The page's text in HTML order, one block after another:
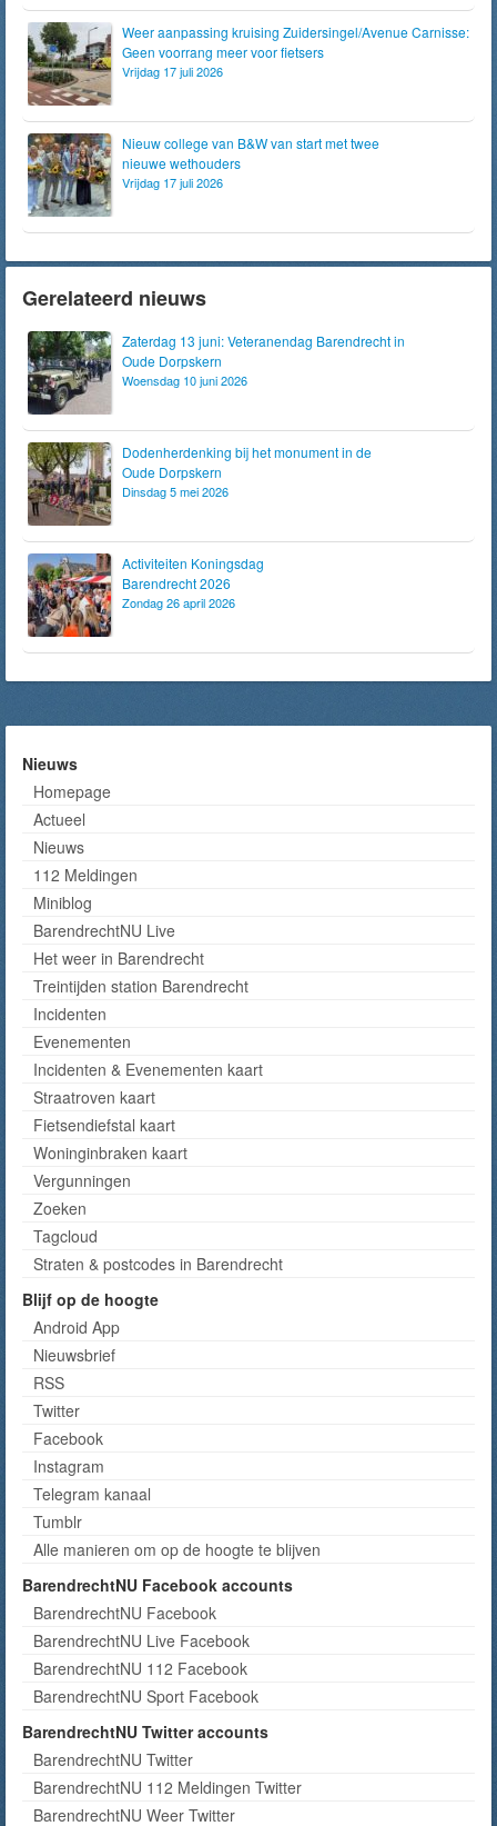
Weer aanpassing kruising Zuidersingel/Avenue Carnisse:
Geen voorrang meer voor fietsers
Vrijdag 17 juli 2026
Nieuw college van B&W van start met twee
nieuwe wethouders
Vrijdag 17 juli 2026
Gerelateerd nieuws
Zaterdag 13 juni: Veteranendag Barendrecht in
Oude Dorpskern
Woensdag 10 juni 2026
Dodenherdenking bij het monument in de
Oude Dorpskern
Dinsdag 5 mei 2026
Activiteiten Koningsdag
Barendrecht 2026
Zondag 26 april 2026
Nieuws
Homepage
Actueel
Nieuws
112 Meldingen
Miniblog
BarendrechtNU Live
Het weer in Barendrecht
Treintijden station Barendrecht
Incidenten
Evenementen
Incidenten & Evenementen kaart
Straatroven kaart
Fietsendiefstal kaart
Woninginbraken kaart
Vergunningen
Zoeken
Tagcloud
Straten & postcodes in Barendrecht
Blijf op de hoogte
Android App
Nieuwsbrief
RSS
Twitter
Facebook
Instagram
Telegram kanaal
Tumblr
Alle manieren om op de hoogte te blijven
BarendrechtNU Facebook accounts
BarendrechtNU Facebook
BarendrechtNU Live Facebook
BarendrechtNU 112 Facebook
BarendrechtNU Sport Facebook
BarendrechtNU Twitter accounts
BarendrechtNU Twitter
BarendrechtNU 112 Meldingen Twitter
BarendrechtNU Weer Twitter